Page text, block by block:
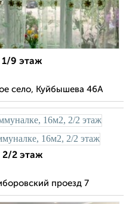
1/9 этаж
село, Куйбышева 46А
2/2 этаж
проезд 7